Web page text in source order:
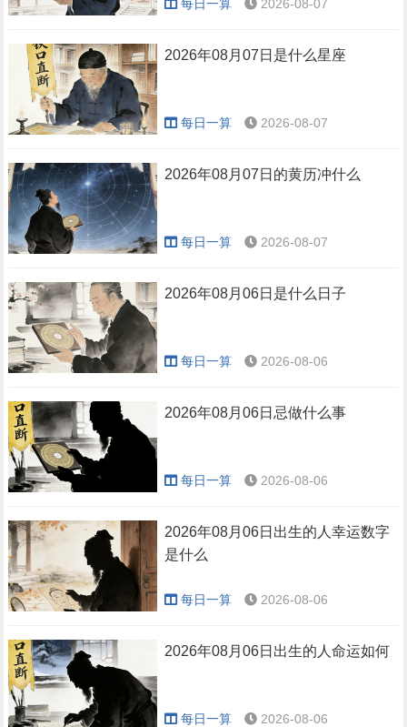
每日一算 2026-08-07
2026年08月07日是什么星座
每日一算 2026-08-07
2026年08月07日的黄历冲什么
每日一算 2026-08-07
2026年08月06日是什么日子
每日一算 2026-08-06
2026年08月06日忌做什么事
每日一算 2026-08-06
2026年08月06日出生的人幸运数字
是什么
每日一算 2026-08-06
2026年08月06日出生的人命运如何
每日一算 2026-08-06